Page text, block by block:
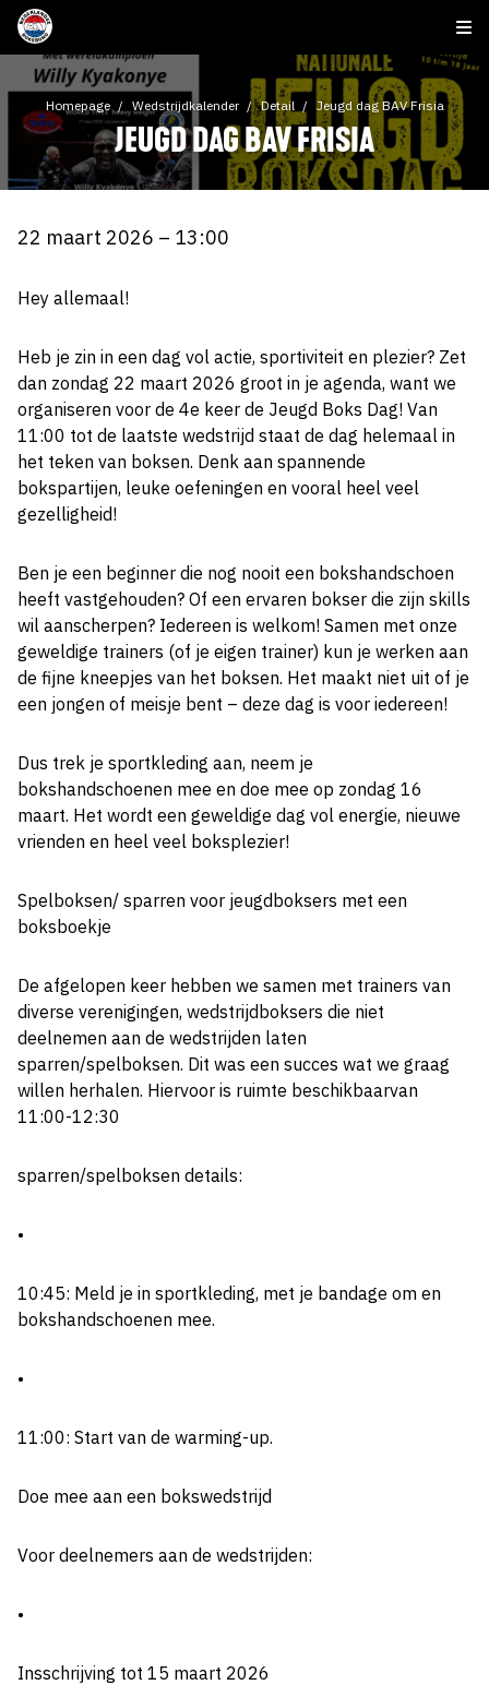
Homepage Wedstrijdkalender Detail Jeugd dag BAV Frisia
JEUGD DAG BAV FRISIA
22 maart 2026 – 13:00
Hey allemaal!
Heb je zin in een dag vol actie, sportiviteit en plezier? Zet
dan zondag 22 maart 2026 groot in je agenda, want we
organiseren voor de 4e keer de Jeugd Boks Dag! Van
11:00 tot de laatste wedstrijd staat de dag helemaal in
het teken van boksen. Denk aan spannende
bokspartijen, leuke oefeningen en vooral heel veel
gezelligheid!
Ben je een beginner die nog nooit een bokshandschoen
heeft vastgehouden? Of een ervaren bokser die zijn skills
wil aanscherpen? Iedereen is welkom! Samen met onze
geweldige trainers (of je eigen trainer) kun je werken aan
de fijne kneepjes van het boksen. Het maakt niet uit of je
een jongen of meisje bent – deze dag is voor iedereen!
Dus trek je sportkleding aan, neem je
bokshandschoenen mee en doe mee op zondag 16
maart. Het wordt een geweldige dag vol energie, nieuwe
vrienden en heel veel boksplezier!
Spelboksen/ sparren voor jeugdboksers met een
boksboekje
De afgelopen keer hebben we samen met trainers van
diverse verenigingen, wedstrijdboksers die niet
deelnemen aan de wedstrijden laten
sparren/spelboksen. Dit was een succes wat we graag
willen herhalen. Hiervoor is ruimte beschikbaarvan
11:00-12:30
sparren/spelboksen details:
•
10:45: Meld je in sportkleding, met je bandage om en
bokshandschoenen mee.
•
11:00: Start van de warming-up.
Doe mee aan een bokswedstrijd
Voor deelnemers aan de wedstrijden:
•
Insschrijving tot 15 maart 2026